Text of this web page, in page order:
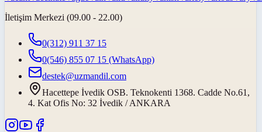
İletişim Merkezi (09.00 - 22.00)
0(312) 911 37 15
0(546) 855 07 15 (WhatsApp)
destek@uzmandil.com
Hacettepe İvedik OSB. Teknokenti 1368. Cadde No.61,
4. Kat Ofis No: 32 İvedik / ANKARA